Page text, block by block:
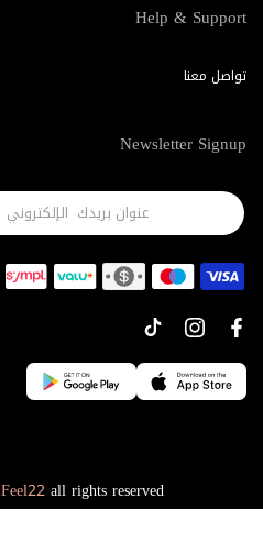
Help & Support
تواصل معنا
Newsletter Signup
Feel22all rights reserved.